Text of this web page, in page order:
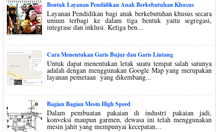
Bentuk Layanan Pendidikan Anak Berkebutuhan Khusus
Layanan Pendidikan bagi anak berkebutuhan khusus secara
umum terbagi ke dalam tiga bentuk yaitu segregasi,
integrase dan inklusi. Ketiga ben...
Cara Menentukan Garis Bujur dan Garis Lintang
Untuk dapat menentukan letak suatu tempat salah satunya
adalah dengan menggunakan Google Map yang merupakan
layanan pemetaan yang dikembang...
Bagian Bagian Mesin High Speed
Dalam pembuatan pakaian di industri pakaian jadi,
konveksi maupun garmen, dewasa ini telah menggunakan
mesin jahit yang mempunyai kecepatan...